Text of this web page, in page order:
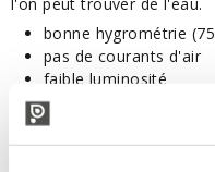
bonne hygrométrie
pas de courants d'air
faible luminosité
Couvrez-vous avec
On peut boucher